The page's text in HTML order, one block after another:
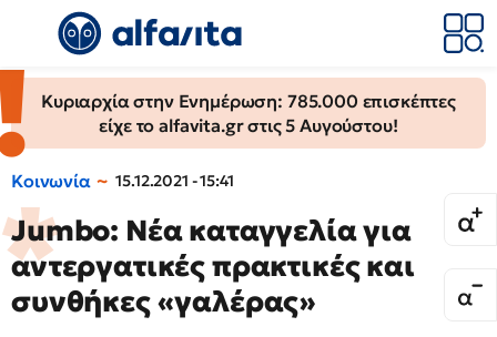
Κυριαρχία στην Ενημέρωση: 785.000 επισκέπτες
είχε το alfavita.gr στις 5 Αυγούστου!
Κοινωνία 15.12.2021 - 15:41
Jumbo: Νέα καταγγελία για
αντεργατικές πρακτικές και
συνθήκες «γαλέρας»